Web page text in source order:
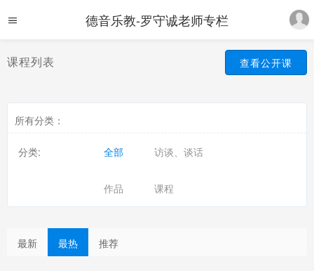
德音乐教-罗守诚老师专栏
课程列表 查看公开课
所有分类：
分类: 全部 访谈、谈话
作品 课程
最新 最热 推荐